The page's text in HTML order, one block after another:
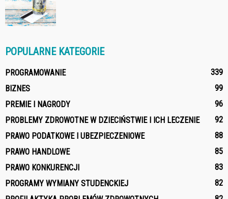
POPULARNE KATEGORIE
PROGRAMOWANIE
339
BIZNES
99
PREMIE I NAGRODY
96
PROBLEMY ZDROWOTNE W DZIECIŃSTWIE I ICH LECZENIE
92
PRAWO PODATKOWE I UBEZPIECZENIOWE
88
PRAWO HANDLOWE
85
PRAWO KONKURENCJI
83
PROGRAMY WYMIANY STUDENCKIEJ
82